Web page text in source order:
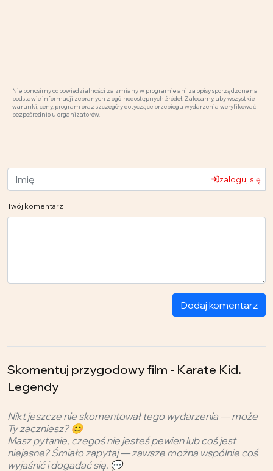
Nie ponosimy odpowiedzialności za zmiany w programie ani za opisy sporządzone na
podstawie informacji zebranych z ogólnodostępnych źródeł. Zalecamy, aby wszystkie
warunki, ceny, program oraz szczegóły dotyczące przebiegu wydarzenia weryfikować
bezpośrednio u organizatorów.
zaloguj się
Twój komentarz
Dodaj komentarz
Skomentuj przygodowy film - Karate Kid.
Legendy
Nikt jeszcze nie skomentował tego wydarzenia — może
Ty zaczniesz? 😊
Masz pytanie, czegoś nie jesteś pewien lub coś jest
niejasne? Śmiało zapytaj — zawsze można wspólnie coś
wyjaśnić i dogadać się. 💬